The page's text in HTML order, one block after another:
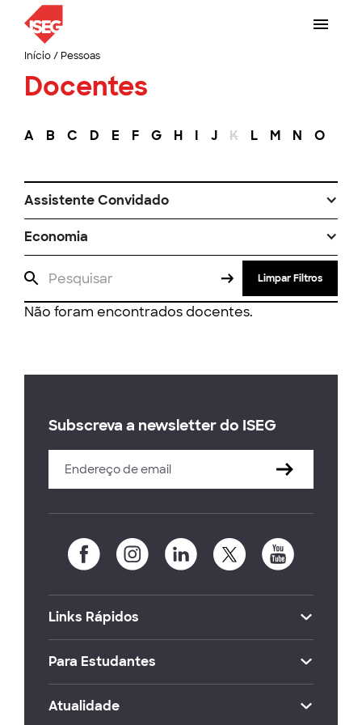
Início/ Pessoas
Docentes
A B C D E F G H I J K L M N O
Assistente Convidado
Economia
Limpar Filtros
Não foram encontrados docentes.
Subscreva a newsletter do ISEG
Links Rápidos
Para Estudantes
Atualidade